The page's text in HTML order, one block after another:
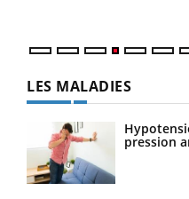
LES MALADIES
pression